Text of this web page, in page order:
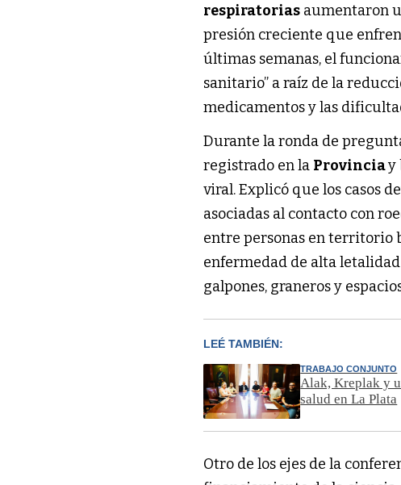
respiratorias aumentaron
presión creciente que
últimas semanas, el
sanitario” a raíz de la
medicamentos y las
Durante la ronda de
registrado en la Provinciay
viral. Explicó que los casos
asociadas al contacto con
entre personas en territorio
enfermedad de alta
galpones, graneros y
LEÉ TAMBIÉN:
TRABAJO CONJUNTO
Alak, Kreplak y
salud en La Plata
Otro de los ejes de la